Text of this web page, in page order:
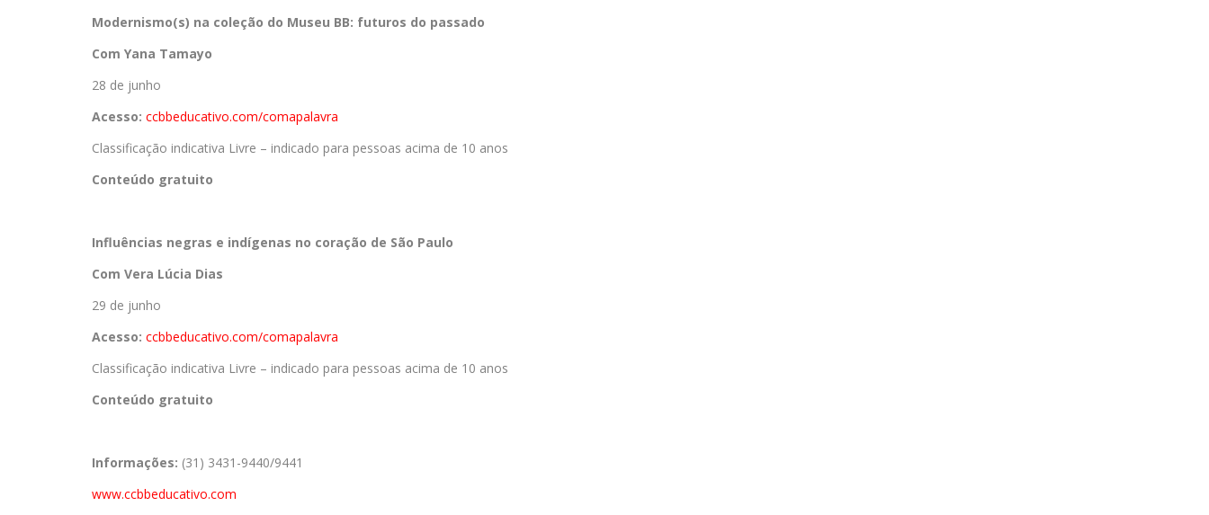
Modernismo(s) na coleção do Museu BB: futuros do passado
Com Yana Tamayo
28 de junho
Acesso: ccbbeducativo.com/comapalavra
Classificação indicativa Livre – indicado para pessoas acima de 10 anos
Conteúdo gratuito
Influências negras e indígenas no coração de São Paulo
Com Vera Lúcia Dias
29 de junho
Acesso: ccbbeducativo.com/comapalavra
Classificação indicativa Livre – indicado para pessoas acima de 10 anos
Conteúdo gratuito
Informações: (31) 3431-9440/9441
www.ccbbeducativo.com